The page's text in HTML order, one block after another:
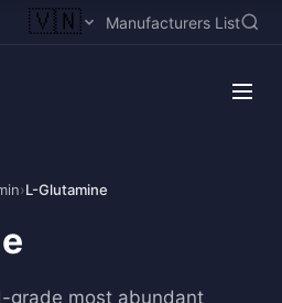
🇻🇳 Manufacturers List
›L-Glutamine
grade most abundant